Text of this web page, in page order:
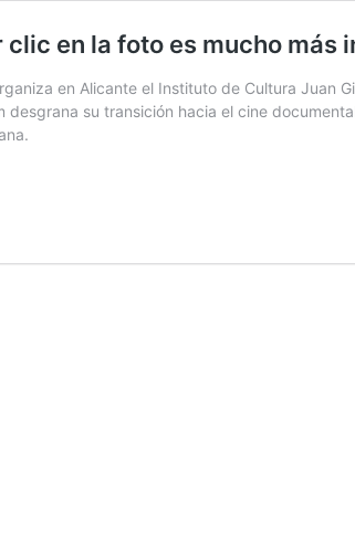
en la foto es mucho más
en Alicante el Instituto de Cultura
su transición hacia el cine